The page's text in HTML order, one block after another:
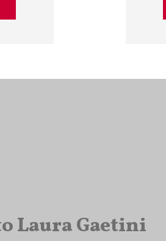
Laura Gaetini